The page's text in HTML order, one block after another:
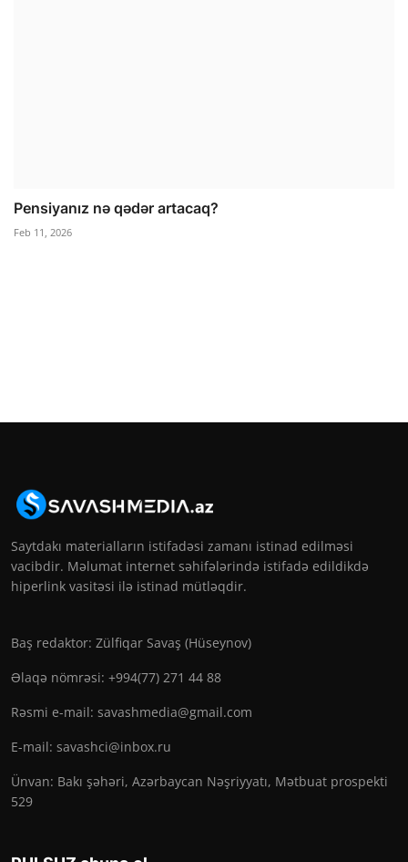
Pensiyanız nə qədər artacaq?
Feb 11, 2026
Saytdakı materialların istifadəsi zamanı istinad edilməsi
vacibdir. Məlumat internet səhifələrində istifadə edildikdə
hiperlink vasitəsi ilə istinad mütləqdir.
Baş redaktor: Zülfiqar Savaş (Hüseynov)
Əlaqə nömrəsi: +994(77) 271 44 88
Rəsmi e-mail: savashmedia@gmail.com
E-mail: savashci@inbox.ru
Ünvan: Bakı şəhəri, Azərbaycan Nəşriyyatı, Mətbuat prospekti
529